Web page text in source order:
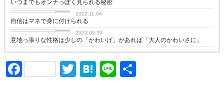
いつまでもオンナっぽく見られる秘密
love
2022.11.04
自信はマネで身に付けられる
love
2022.09.30
意地っ張りな性格は少しの「かわいげ」があれば「大人のかわいさに」
FacebookTwitter
Hatena
Line